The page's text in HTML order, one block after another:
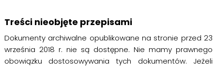
Treści nieobjęte przepisami
Dokumenty archiwalne opublikowane na stronie przed 23
września 2018 r. nie są dostępne. Nie mamy prawnego
obowiązku dostosowywania tych dokumentów. Jeżeli